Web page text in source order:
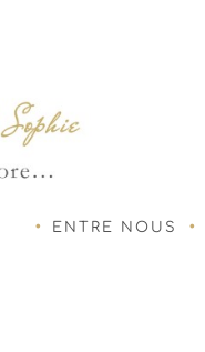
ENTRE NOUS